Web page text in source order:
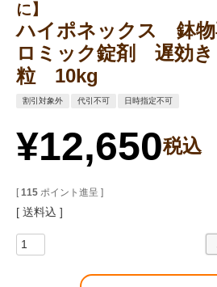
に】
ハイポネックス 鉢
ロミック錠剤 遅効
粒 10kg
割引対象外 代引不可 日時指定不可
¥12,650税込
[ 115 ポイント進呈 ]
送料込